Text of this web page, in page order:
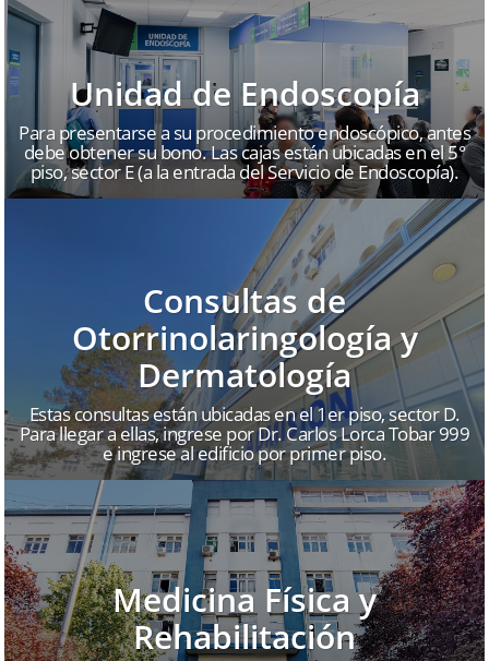
Unidad de Endoscopía
Para presentarse a su procedimiento endoscópico, antes
debe obtener su bono. Las cajas están ubicadas en el 5°
piso, sector E (a la entrada del Servicio de Endoscopía).
Consultas de
Otorrinolaringología y
Dermatología
Estas consultas están ubicadas en el 1er piso, sector D.
Para llegar a ellas, ingrese por Dr. Carlos Lorca Tobar 999
e ingrese al edificio por primer piso.
Medicina Física y
Rehabilitación